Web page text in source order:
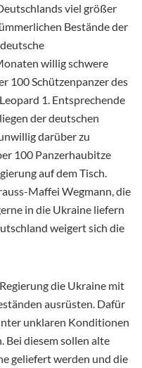
viel größer
Bestände der
willig schwere
100 Schützenpanzer des
1. Entsprechende
der deutschen
darüber zu
100 Panzerhaubitze
auf dem Tisch.
Maffei Wegmann, die
in die Ukraine liefern
weigert sich die
die Ukraine mit
ausrüsten. Dafür
unklaren Konditionen
Bei diesem sollen alte
geliefert werden und die